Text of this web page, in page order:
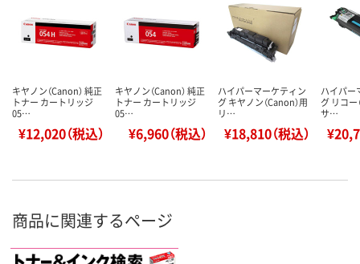
キヤノン（Canon） 純正
トナー カートリッジ
05…
¥12,020（税込）
キヤノン（Canon） 純正
トナー カートリッジ
05…
¥6,960（税込）
ハイパーマーケティン
グ キヤノン（Canon）用
リ…
¥18,810（税込）
ハイパー
グ リコー
サ…
商品に関連するページ